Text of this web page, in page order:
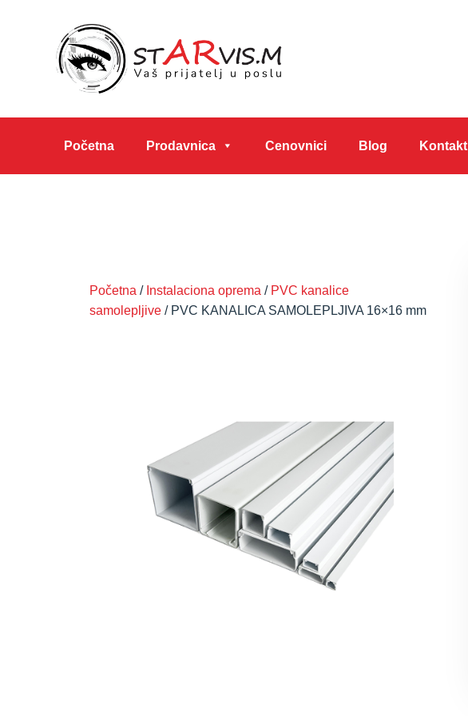
Početna Prodavnica Cenovnici Blog Kontakt
Početna / Instalaciona oprema / PVC kanalice
samolepljive / PVC KANALICA SAMOLEPLJIVA 16×16 mm